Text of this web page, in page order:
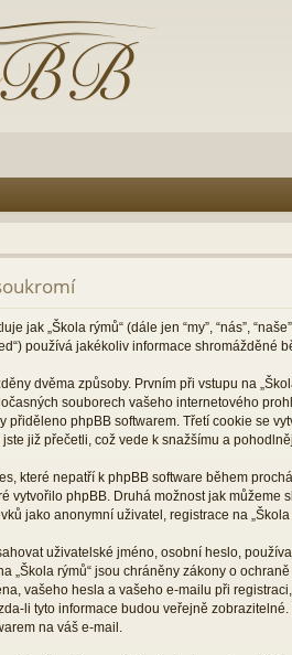
jak „Škola rýmů“ (dále jen “my”, “nás”,
používá jakékoliv informace shromážděné
dvěma způsoby. Prvním při vstupu na
souborech vašeho internetového
přiděleno phpBB softwarem. Třetí cookie se
již přečetli, což vede k snažšímu a
které nepatří k phpBB software během
vytvořilo phpBB. Druhá možnost jak
jako anonymní uživatel, registrace na
uživatelské jméno, osobní heslo,
„Škola rýmů“ jsou chráněny zákony o
vašeho hesla a vašeho e-mailu při
li tyto informace budou veřejně
na váš e-mail.